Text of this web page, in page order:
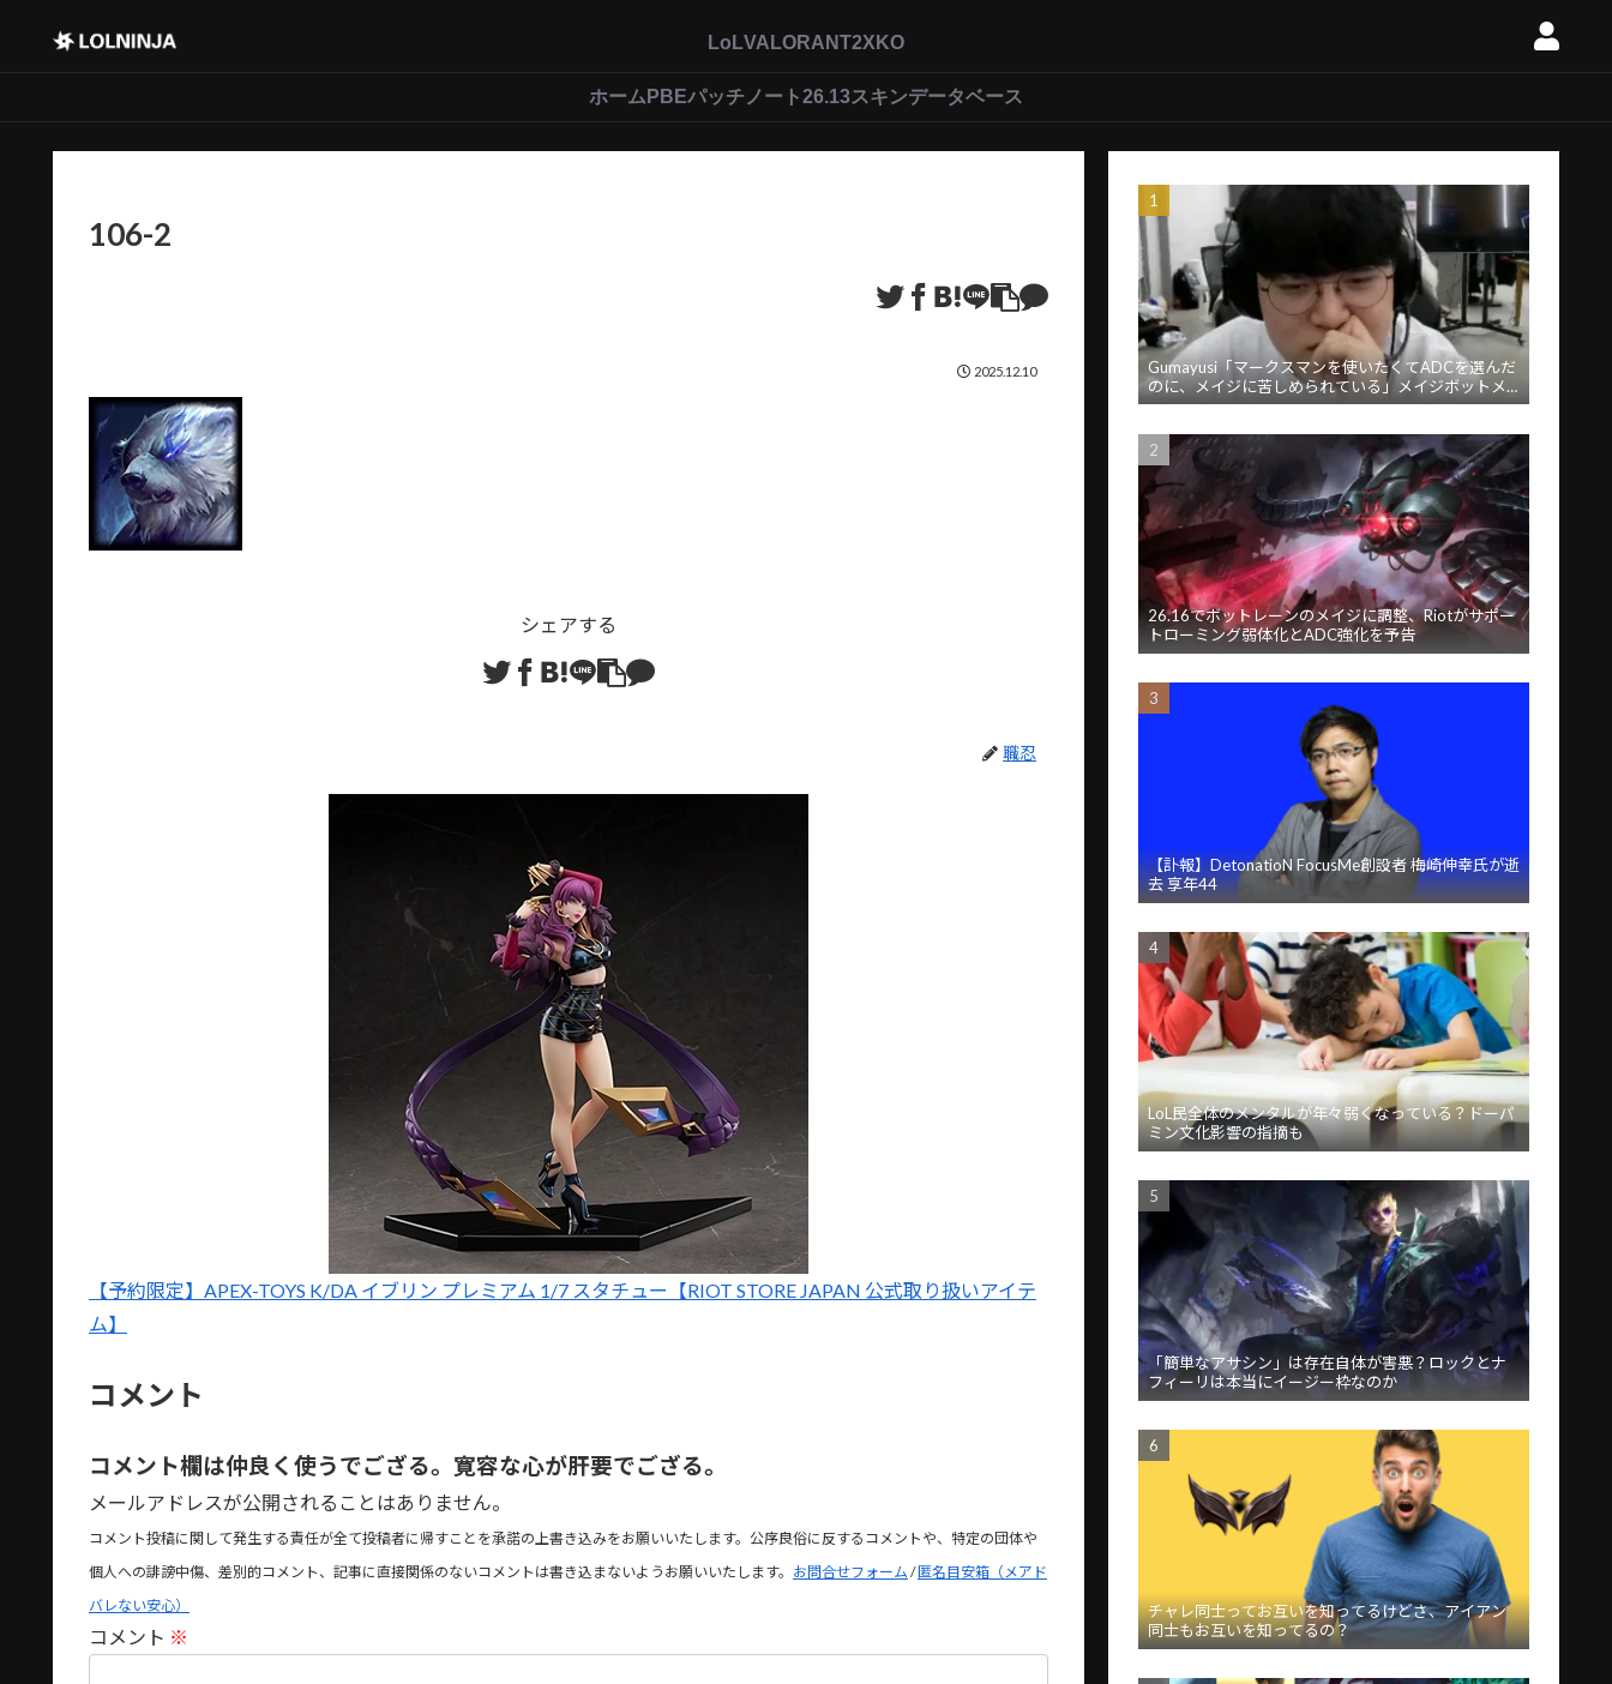
LoLVALORANT2XKO
ホーム PBEパッチノート26.13スキンデータベース
106-2
2025.12.10
シェアする
職忍
【予約限定】APEX-TOYS K/DA イブリン プレミアム 1/7 スタチュー【RIOT STORE JAPAN 公式取り扱いアイテ
ム】
コメント
コメント欄は仲良く使うでござる。寛容な心が肝要でござる。
メールアドレスが公開されることはありません。
コメント投稿に関して発生する責任が全て投稿者に帰すことを承諾の上書き込みをお願いいたします。公序良俗に反するコメントや、特定の団体や
個人への誹謗中傷、差別的コメント、記事に直接関係のないコメントは書き込まないようお願いいたします。 お問合せフォーム /匿名目安箱（メアド
バレない安心）
コメント ※
Gumayusi「マークスマンを使いたくてADCを選んだ
のに、メイジに苦しめられている」メイジボットメ
タに苦言
26.16でボットレーンのメイジに調整、Riotがサポー
トローミング弱体化とADC強化を予告
【訃報】DetonatioN FocusMe創設者 梅崎伸幸氏が逝
去 享年44
LoL民全体のメンタルが年々弱くなっている？ドーパ
ミン文化影響の指摘も
「簡単なアサシン」は存在自体が害悪？ロックとナ
フィーリは本当にイージー枠なのか
チャレ同士ってお互いを知ってるけどさ、アイアン
同士もお互いを知ってるの？